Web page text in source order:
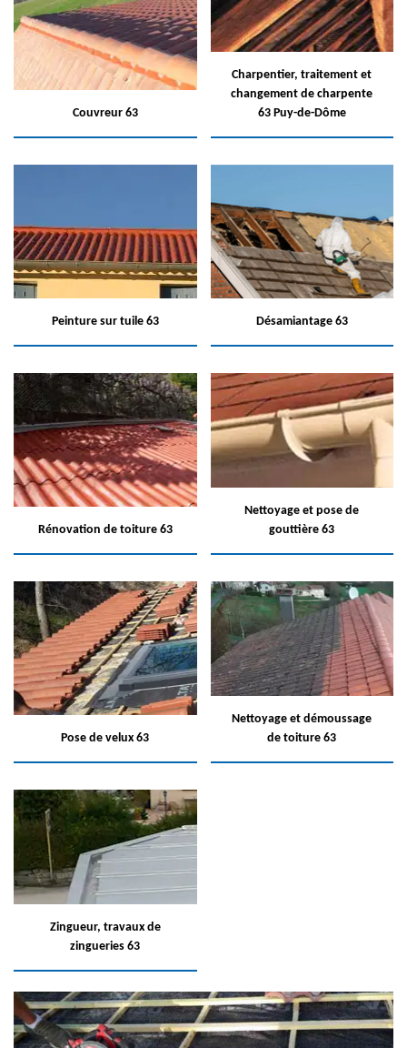
Couvreur 63
Charpentier, traitement et
changement de charpente
63 Puy-de-Dôme
Peinture sur tuile 63 Désamiantage 63
Rénovation de toiture 63
Nettoyage et pose de
gouttière 63
Pose de velux 63
Nettoyage et démoussage
de toiture 63
Zingueur, travaux de
zingueries 63